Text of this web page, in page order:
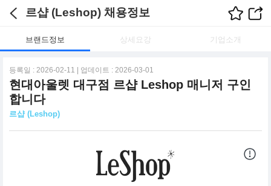
르샵 (Leshop) 채용정보
브랜드정보 상세요강 기업소개
등록일 : 2026-02-11 | 업데이트 : 2026-03-01
현대아울렛 대구점 르샵 Leshop 매니저 구인
합니다
르샵 (Leshop)